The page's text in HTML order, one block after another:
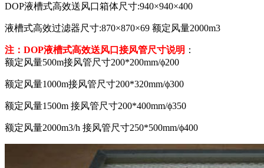
DOP液槽式高效送风口箱体尺寸:940×940×400
液槽式高效过滤器尺寸:870×870×69 额定风量2000m3
注：DOP液槽式高效送风口接风管尺寸说明 ：
额定风量500m接风管尺寸200*200mm/ϕ200
额定风量1000m接风管尺寸200*320mm/ϕ300
额定风量1500m 接风管尺寸200*400mm/ϕ350
额定风量2000m3/h 接风管尺寸250*500mm/ϕ400